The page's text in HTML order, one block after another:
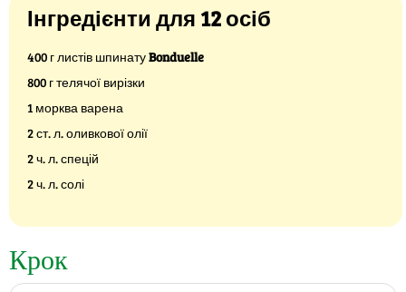
Інгредієнти для 12 осіб
400 г листів шпинатуBonduelle
800 г телячої вирізки
1 морква варена
2 ст. л. оливкової олії
2 ч. л. спецій
2 ч. л. солі
Крок